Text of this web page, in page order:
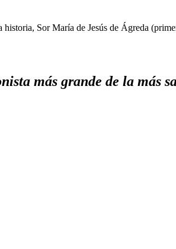
historia, Sor María de Jesús de Ágreda
más grande de la más